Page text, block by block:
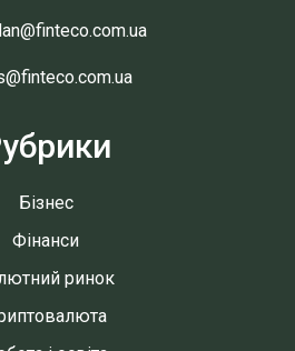
Бізнес
Фінанси
ринок